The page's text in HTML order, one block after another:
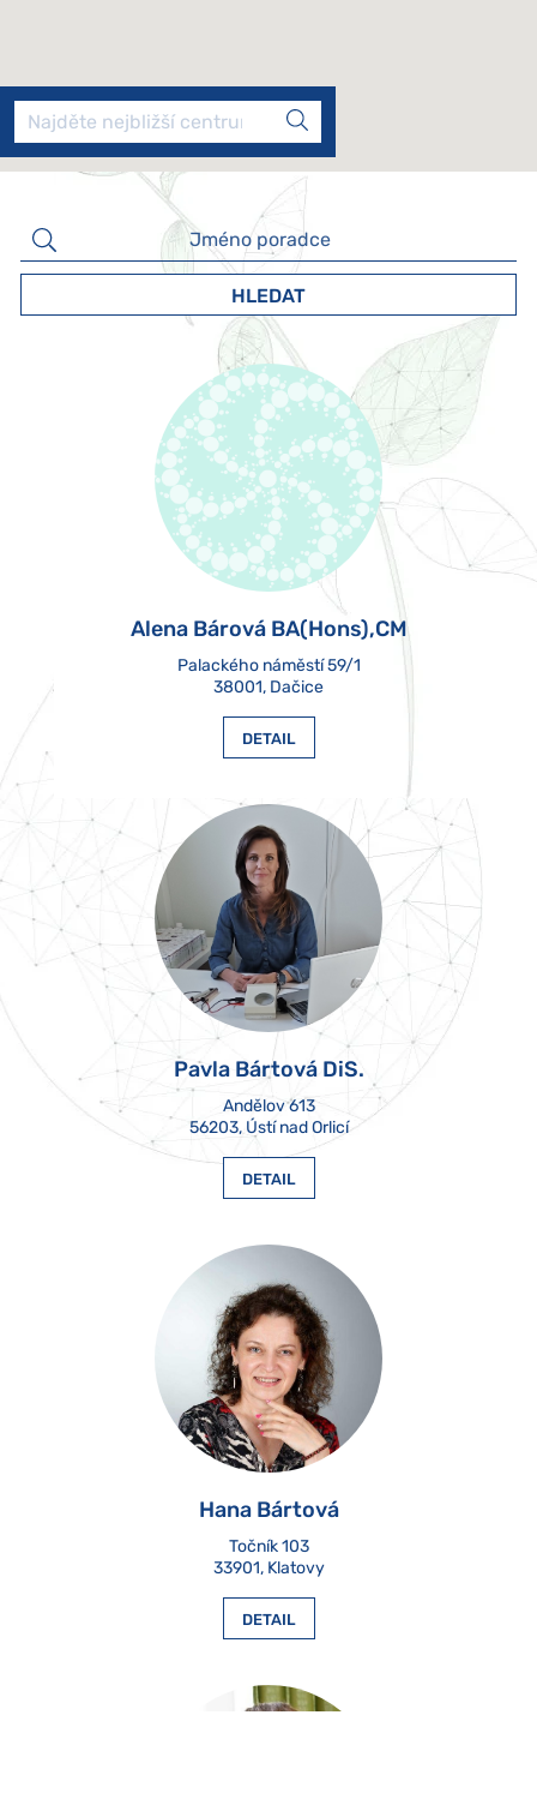
HLEDAT
Alena Bárová BA(Hons),CM
Palackého náměstí 59/1
38001, Dačice
DETAIL
Pavla Bártová DiS.
Andělov 613
56203, Ústí nad Orlicí
DETAIL
Hana Bártová
Točník 103
33901, Klatovy
DETAIL